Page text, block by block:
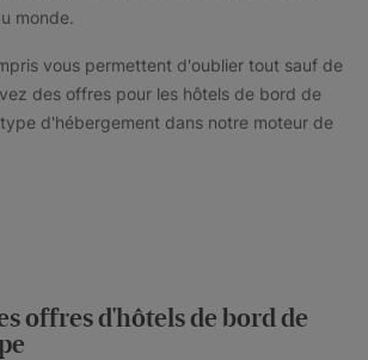
monde.
vous permettent d'oublier tout sauf de
des offres pour les hôtels de bord de
d'hébergement dans notre moteur de
offres d'hôtels de bord de